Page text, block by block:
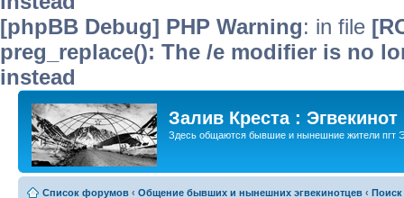
[phpBB Debug] PHP Warning: in file
preg_replace(): The /e modifier is no
instead
Залив Креста : Эгвекинот
Здесь общаются бывшие и нынешние жители пгт
Список форумов ‹ Общение бывших и нынешних эгвекинотцев ‹ Поиск